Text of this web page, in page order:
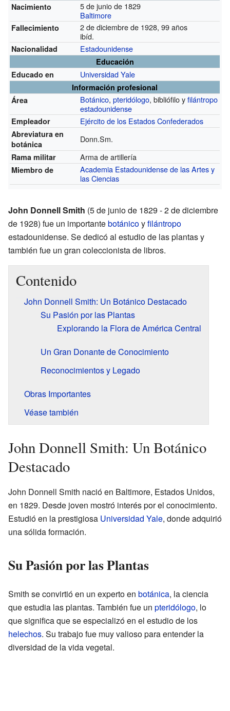
Nacimiento
5 de junio de 1829
Baltimore
Fallecimiento
2 de diciembre de 1928, 99 años
ibíd.
Nacionalidad Estadounidense
Educación
Educado en
Universidad Yale
Información profesional
Área
Botánico,pteridólogo, bibliófilo yfilántropo
estadounidense
Empleador Ejército de los Estados Confederados
Abreviatura en
botánica
Donn.Sm.
Rama militar Arma de artillería
Miembro de
Academia Estadounidense de las Artes y
las Ciencias
John Donnell Smith (5 de junio de 1829 - 2 de diciembre
de 1928) fue un importantebotánicoyfilántropo
estadounidense. Se dedicó al estudio de las plantas y
también fue un gran coleccionista de libros.
Contenido
John Donnell Smith: Un Botánico Destacado
Su Pasión por las Plantas
Explorando la Flora de América Central
Un Gran Donante de Conocimiento
Reconocimientos y Legado
Obras Importantes
Véase también
John Donnell Smith: Un Botánico
Destacado
John Donnell Smith nació en Baltimore, Estados Unidos,
en 1829. Desde joven mostró interés por el conocimiento.
Estudió en la prestigiosa Universidad Yale, donde adquirió
una sólida formación.
Su Pasión por las Plantas
Smith se convirtió en un experto en botánica, la ciencia
que estudia las plantas. También fue un pteridólogo, lo
que significa que se especializó en el estudio de los
helechos. Su trabajo fue muy valioso para entender la
diversidad de la vida vegetal.